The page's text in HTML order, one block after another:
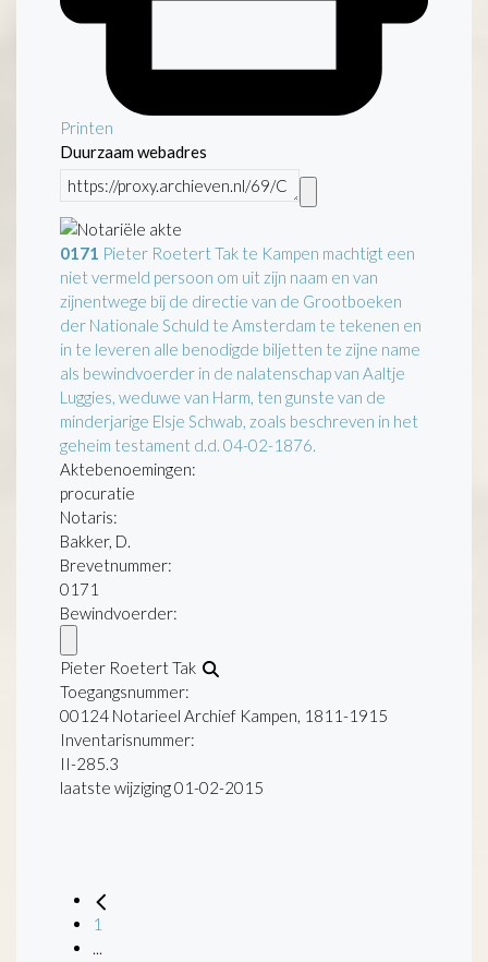
Printen
Duurzaam webadres
0171 Pieter Roetert Tak te Kampen machtigt een
niet vermeld persoon om uit zijn naam en van
zijnentwege bij de directie van de Grootboeken
der Nationale Schuld te Amsterdam te tekenen en
in te leveren alle benodigde biljetten te zijne name
als bewindvoerder in de nalatenschap van Aaltje
Luggies, weduwe van Harm, ten gunste van de
minderjarige Elsje Schwab, zoals beschreven in het
geheim testament d.d. 04-02-1876.
Aktebenoemingen:
procuratie
Notaris:
Bakker, D.
Brevetnummer:
0171
Bewindvoerder:
Pieter Roetert Tak
Toegangsnummer:
00124 Notarieel Archief Kampen, 1811-1915
Inventarisnummer:
II-285.3
laatste wijziging 01-02-2015
1